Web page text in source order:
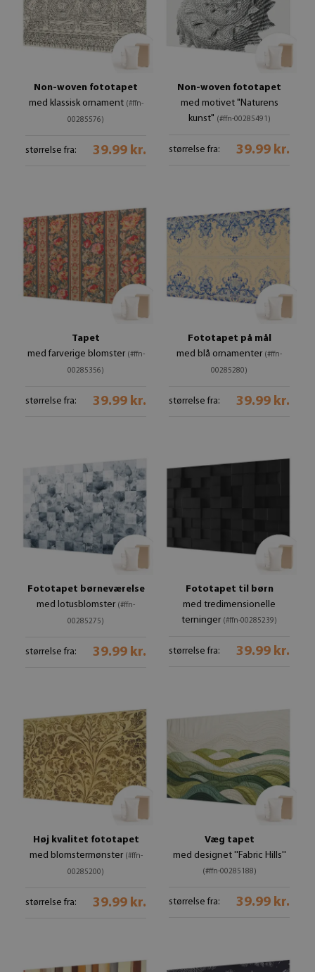
Non-woven fototapet
med klassisk ornament (#ffn-
00285576)
størrelse fra: 39.99 kr.
Non-woven fototapet
med motivet "Naturens
kunst" (#ffn-00285491)
størrelse fra: 39.99 kr.
Tapet
med farverige blomster (#ffn-
00285356)
størrelse fra: 39.99 kr.
Fototapet på mål
med blå ornamenter (#ffn-
00285280)
størrelse fra: 39.99 kr.
Fototapet børneværelse
med lotusblomster (#ffn-
00285275)
størrelse fra: 39.99 kr.
Fototapet til børn
med tredimensionelle
terninger (#ffn-00285239)
størrelse fra: 39.99 kr.
Høj kvalitet fototapet
med blomstermønster (#ffn-
00285200)
størrelse fra: 39.99 kr.
Væg tapet
med designet ''Fabric Hills''
(#ffn-00285188)
størrelse fra: 39.99 kr.